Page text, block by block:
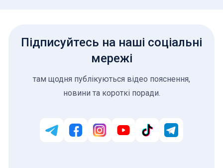
Підписуйтесь на наші соціальні
мережі
там щодня публікуються відео пояснення,
новини та короткі поради.